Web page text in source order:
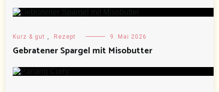
Kurz & gut , Rezept 9. Mai 2026
Gebratener Spargel mit Misobutter